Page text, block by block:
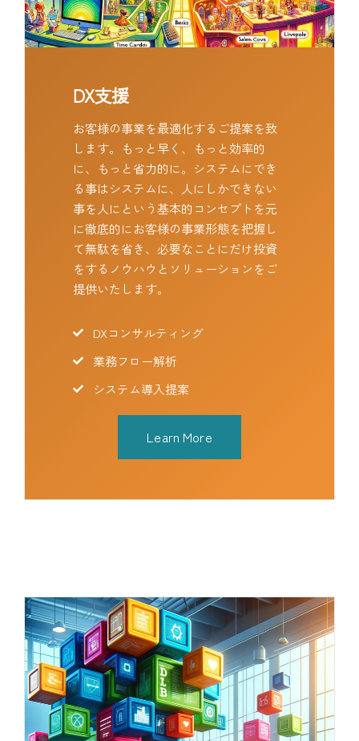
DX支援
お客様の事業を最適化するご提案を致
します。もっと早く、もっと効率的
に、もっと省力的に。システムにでき
る事はシステムに、人にしかできない
事を人にという基本的コンセプトを元
に徹底的にお客様の事業形態を把握し
て無駄を省き、必要なことにだけ投資
をするノウハウとソリューションをご
提供いたします。
DXコンサルティング
業務フロー解析
システム導入提案
Learn More